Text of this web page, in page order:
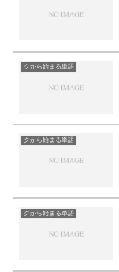
クから始まる単語
クから始まる単語
クから始まる単語